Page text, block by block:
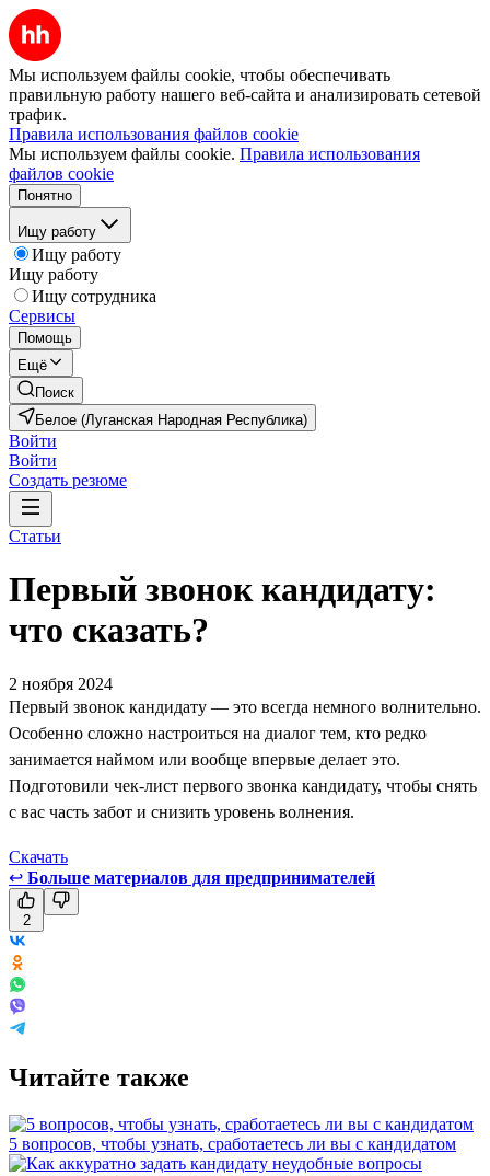
Мы используем файлы cookie, чтобы обеспечивать
правильную работу нашего веб-сайта и анализировать сетевой
трафик.
Правила использования файлов cookie
Мы используем файлы cookie. Правила использования
файлов cookie
Понятно
Ищу работу
Ищу работу
Ищу работу
Ищу сотрудника
Сервисы
Помощь
Ещё
Поиск
Белое (Луганская Народная Республика)
Войти
Войти
Создать резюме
Статьи
Первый звонок кандидату:
что сказать?
2 ноября 2024
Первый звонок кандидату — это всегда немного волнительно.
Особенно сложно настроиться на диалог тем, кто редко
занимается наймом или вообще впервые делает это.
Подготовили чек-лист первого звонка кандидату, чтобы снять
с вас часть забот и снизить уровень волнения.
Скачать
↩ Больше материалов для предпринимателей
2
Читайте также
5 вопросов, чтобы узнать, сработаетесь ли вы с кандидатом